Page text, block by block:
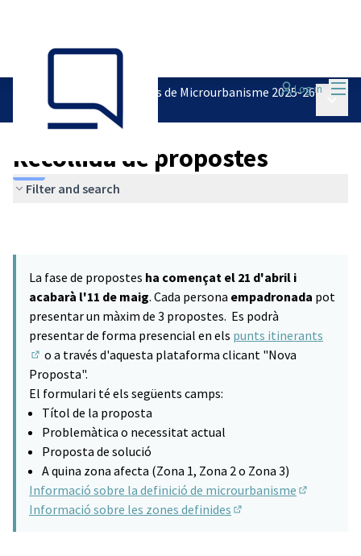
Log in
Pressupostos Participatius de Microurbanisme 2025-26
Recollida de propostes
Main
Recollida de propostes
Filter and search
La fase de propostes ha començat el 21 d'abril i
acabarà l'11 de maig. Cada persona empadronada pot
presentar un màxim de 3 propostes. Es podrà
presentar de forma presencial en els punts itinerants
(Opens in new tab)
o a través d'aquesta plataforma clicant "Nova
Proposta".
El formulari té els següents camps:
Títol de la proposta
Problemàtica o necessitat actual
Proposta de solució
A quina zona afecta (Zona 1, Zona 2 o Zona 3)
Informació sobre la definició de microurbanisme
Informació sobre les zones definides